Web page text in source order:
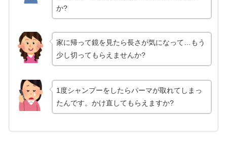
か?
家に帰って鏡を見たら長さが気になって…もう
少し切ってもらえませんか?
1度シャンプーをしたらパーマが取れてしまっ
たんです。かけ直してもらえますか?